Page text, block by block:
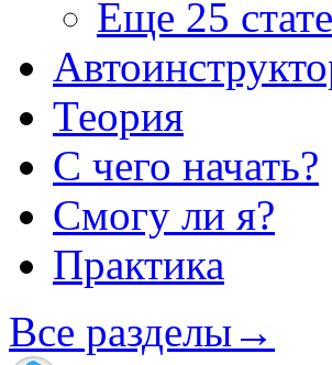
Еще 25
Теория
С чего начать?
Смогу ли я?
Практика
Все разделы→